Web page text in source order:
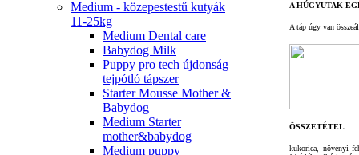
Medium - közepestestű kutyák
11-25kg
Medium Dental care
Babydog Milk
Puppy pro tech újdonság
tejpótló tápszer
Starter Mousse Mother &
Babydog
Medium Starter
mother&babydog
Medium puppy
A HÚGYUTAK
A táp úgy van
ÖSSZETÉTEL
kukorica, növényi